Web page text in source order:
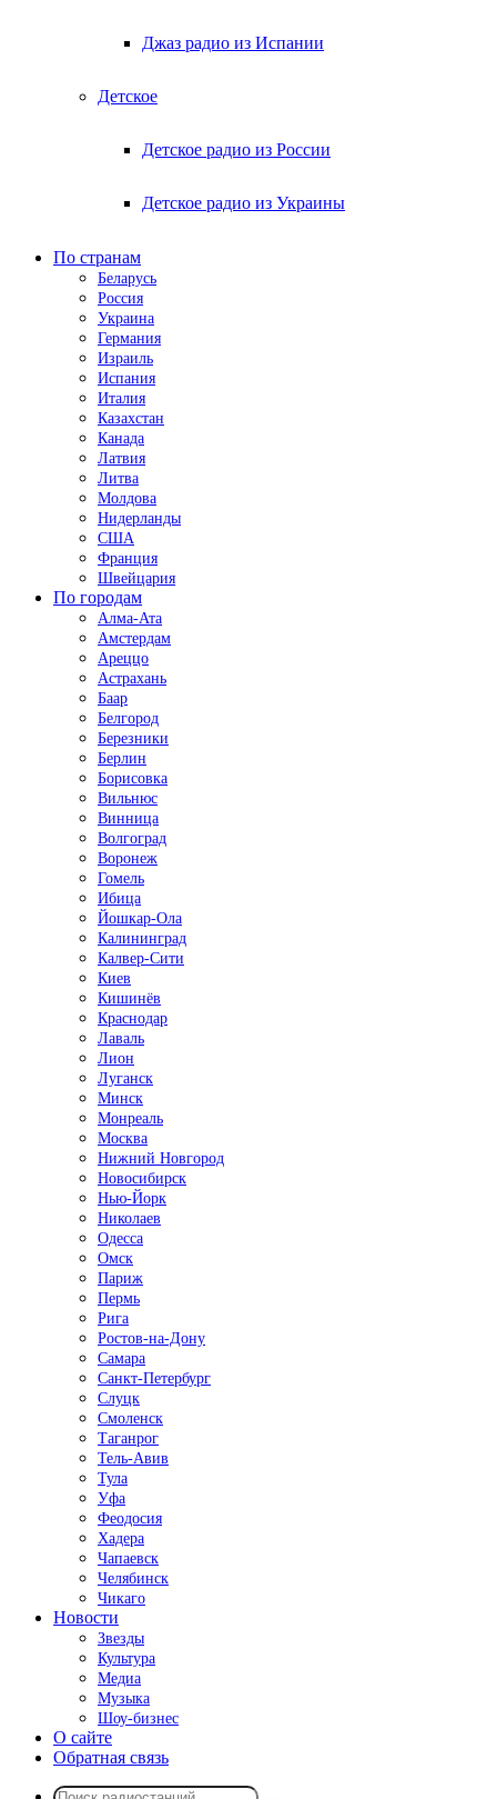
Джаз радио из Испании
Детское
Детское радио из России
Детское радио из Украины
По странам
Беларусь
Россия
Украина
Германия
Израиль
Испания
Италия
Казахстан
Канада
Латвия
Литва
Молдова
Нидерланды
США
Франция
Швейцария
По городам
Алма-Ата
Амстердам
Ареццо
Астрахань
Баар
Белгород
Березники
Берлин
Борисовка
Вильнюс
Винница
Волгоград
Воронеж
Гомель
Ибица
Йошкар-Ола
Калининград
Калвер-Сити
Киев
Кишинёв
Краснодар
Лаваль
Лион
Луганск
Минск
Монреаль
Москва
Нижний Новгород
Новосибирск
Нью-Йорк
Николаев
Одесса
Омск
Париж
Пермь
Рига
Ростов-на-Дону
Самара
Санкт-Петербург
Слуцк
Смоленск
Таганрог
Тель-Авив
Тула
Уфа
Феодосия
Хадера
Чапаевск
Челябинск
Чикаго
Новости
Звезды
Культура
Медиа
Музыка
Шоу-бизнес
О сайте
Обратная связь